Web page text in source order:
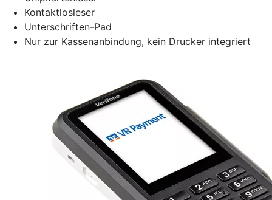
Kontaktlosleser
Unterschriften-Pad
Nur zur Kassenanbindung, kein Drucker integriert